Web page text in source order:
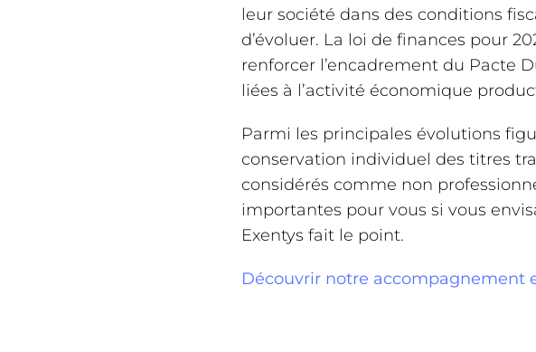
leur société dans des conditions
d’évoluer. La loi de finances pour
renforcer l’encadrement du Pacte
liées à l’activité économique
Parmi les principales évolutions
conservation individuel des titres
considérés comme non
importantes pour vous si vous
Exentys fait le point.
Découvrir notre accompagnement